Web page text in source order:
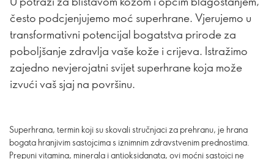
često podcjenjujemo moć superhrane. Vjerujemo u
transformativni potencijal bogatstva prirode za
poboljšanje zdravlja vaše kože i crijeva. Istražimo
zajedno nevjerojatni svijet superhrane koja može
izvući vaš sjaj na površinu.
Superhrana, termin koji su skovali stručnjaci za prehranu, je hrana
bogata hranjivim sastojcima s iznimnim zdravstvenim prednostima.
Prepuni vitamina, minerala i antioksidanata, ovi moćni sastojci ne